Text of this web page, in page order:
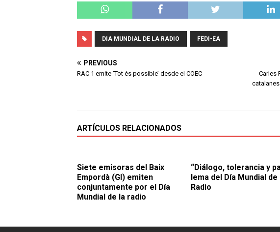
DIA MUNDIAL DE LA RADIO FEDI-EA
PREVIOUS
RAC 1 emite ‘Tot és possible’ desde el COEC
Carles
ARTÍCULOS RELACIONADOS
Siete emisoras del Baix
Empordà (GI) emiten
conjuntamente por el Día
Mundial de la radio
“Diálogo, tolerancia y
lema del Día Mundial de
Radio